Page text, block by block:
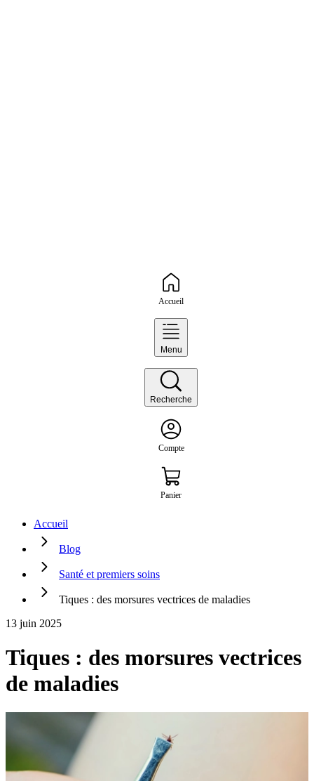
Accueil
Menu
Recherche
Compte
Panier
Accueil
Blog
Santé et premiers soins
Tiques : des morsures vectrices de maladies
13 juin 2025
Tiques : des morsures vectrices
de maladies